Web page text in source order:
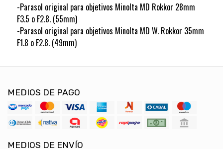
-Parasol original para objetivos Minolta MD Rokkor 28mm
F3.5 o F2.8. (55mm)
-Parasol original para objetivos Minolta MD W. Rokkor 35mm
F1.8 o F2.8. (49mm)
MEDIOS DE PAGO
MEDIOS DE ENVÍO